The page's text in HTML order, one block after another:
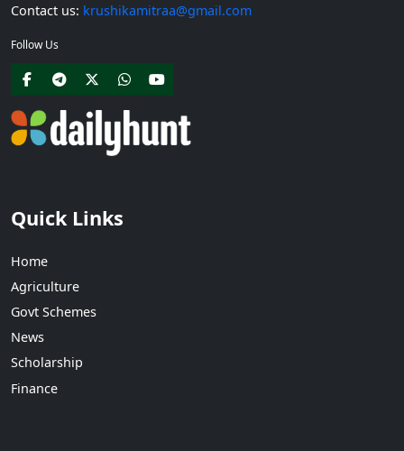
Contact us: krushikamitraa@gmail.com
Follow Us
Quick Links
Home
Agriculture
Govt Schemes
News
Scholarship
Finance